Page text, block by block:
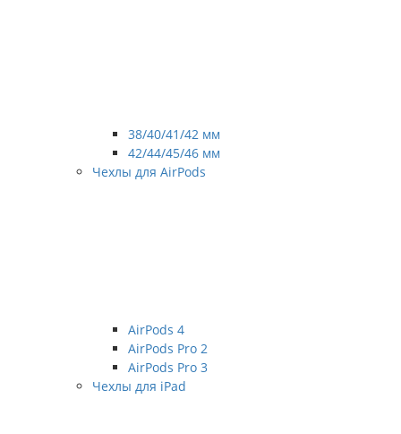
38/40/41/42 мм
42/44/45/46 мм
Чехлы для AirPods
AirPods 4
AirPods Pro 2
AirPods Pro 3
Чехлы для iPad